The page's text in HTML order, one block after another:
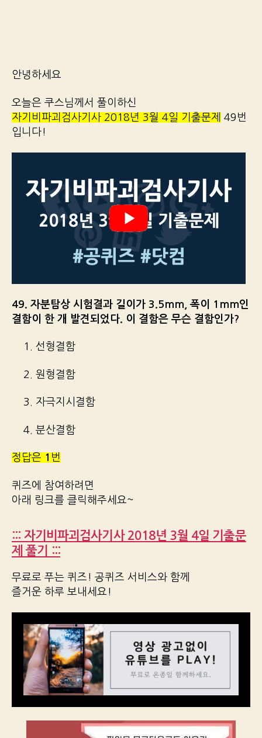
안녕하세요
오늘은 쿠스님께서 풀이하신
자기비파괴검사기사 2018년 3월 4일 기출문제
49번
입니다!
49. 자분탐상 시험결과 길이가 3.5mm, 폭이 1mm인
결함이 한 개 발견되었다. 이 결함은 무슨 결함인가?
1. 선형결함
2. 원형결함
3. 자극지시결함
4. 분산결함
정답은 1 번
퀴즈에 참여하려면
아래 링크를 클릭해주세요~
::: 자기비파괴검사기사 2018년 3월 4일 기출문
제 풀기 :::
무료로 푸는 퀴즈! 공퀴즈 서비스와 함께
즐거운 하루 보내세요!